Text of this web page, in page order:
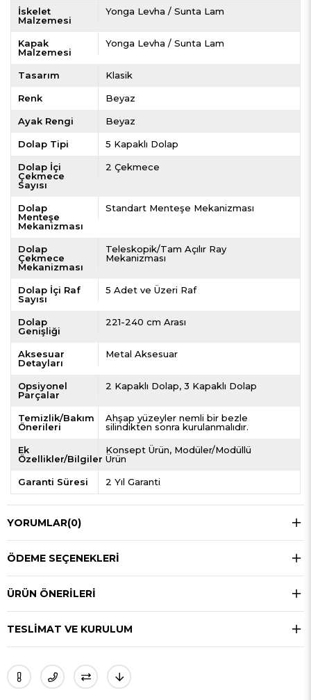
İskelet
Malzemesi
Yonga Levha / Sunta Lam
Kapak
Malzemesi
Yonga Levha / Sunta Lam
Tasarım Klasik
Renk Beyaz
Ayak Rengi Beyaz
Dolap Tipi 5 Kapaklı Dolap
Dolap İçi
Çekmece
Sayısı
2 Çekmece
Dolap
Menteşe
Mekanizması
Standart Menteşe Mekanizması
Dolap
Çekmece
Mekanizması
Teleskopik/Tam Açılır Ray
Mekanizması
Dolap İçi Raf
Sayısı
5 Adet ve Üzeri Raf
Dolap
Genişliği
221-240 cm Arası
Aksesuar
Detayları
Metal Aksesuar
Opsiyonel
Parçalar
2 Kapaklı Dolap 3 Kapaklı Dolap
Temizlik/Bakım
Önerileri
Ahşap yüzeyler nemli bir bezle
silindikten sonra kurulanmalıdır.
Ek
Özellikler/Bilgiler
Konsept Ürün Modüler/Modüllü
Ürün
Garanti Süresi 2 Yıl Garanti
YORUMLAR(0)
ÖDEME SEÇENEKLERI
ÜRÜN ÖNERILERI
TESLIMAT VE KURULUM